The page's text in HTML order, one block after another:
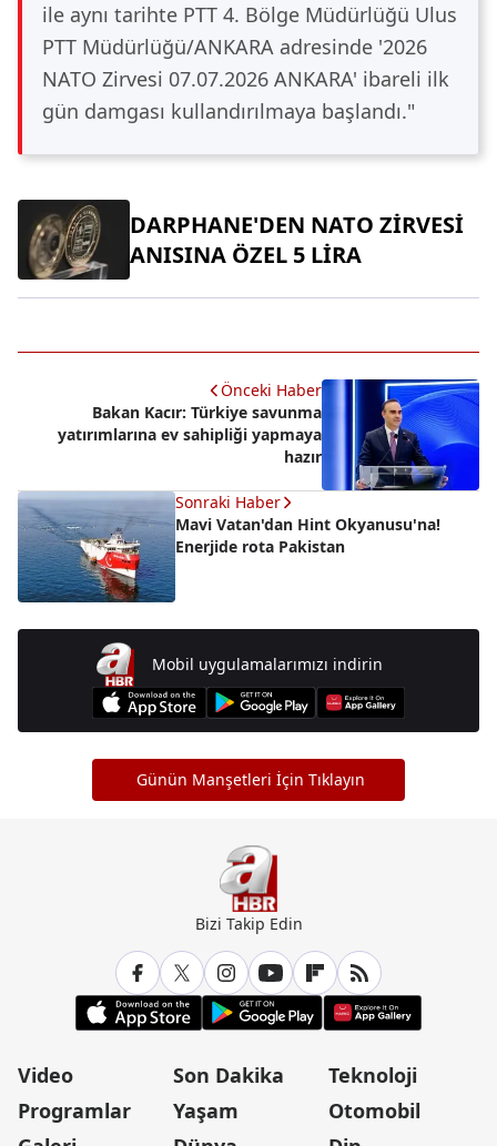
ile aynı tarihte PTT 4. Bölge Müdürlüğü Ulus
PTT Müdürlüğü/ANKARA adresinde '2026
NATO Zirvesi 07.07.2026 ANKARA' ibareli ilk
gün damgası kullandırılmaya başlandı."
DARPHANE'DEN NATO ZİRVESİ
ANISINA ÖZEL 5 LİRA
Önceki Haber
Bakan Kacır: Türkiye savunma
yatırımlarına ev sahipliği yapmaya
hazır
Sonraki Haber
Mavi Vatan'dan Hint Okyanusu'na!
Enerjide rota Pakistan
Mobil uygulamalarımızı indirin
Günün Manşetleri İçin Tıklayın
Bizi Takip Edin
Video
Programlar
Son Dakika
Yaşam
Teknoloji
Otomobil